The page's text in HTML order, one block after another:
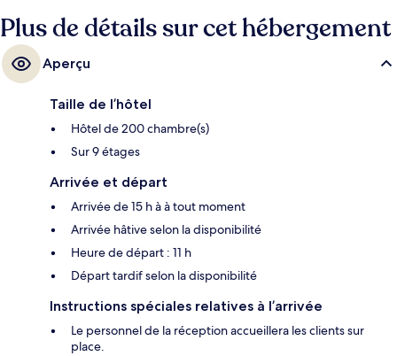
13 minutes.
Plus de détails sur cet hébergement
Aperçu
Taille de l’hôtel
Hôtel de 200 chambre(s)
Sur 9 étages
Arrivée et départ
Arrivée de 15 h à à tout moment
Arrivée hâtive selon la disponibilité
Heure de départ : 11 h
Départ tardif selon la disponibilité
Instructions spéciales relatives à l’arrivée
Le personnel de la réception accueillera les clients sur
place.